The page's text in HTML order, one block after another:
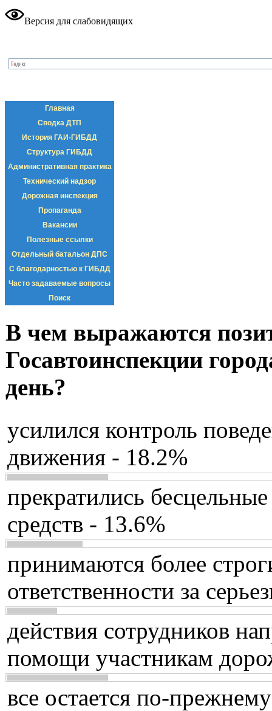
Версия для слабовидящих
Главная
Сводка ДТП
История ГАИ-ГИБДД
Структура ГИБДД
Административная практика
Технический надзор
Дорожная инспекция
Пропаганда
Вакансии
Полезные ссылки
Отдельный батальон ДПС
С благодарностью к ГИБДД
Часто задаваемые вопросы
Поиск
В чем выражаются
Госавтоинспекции
день?
усилился контроль
движения - 18.2%
прекратились
средств - 13.6%
принимаются более
ответственности за
действия сотрудников
помощи участникам
все остается по-